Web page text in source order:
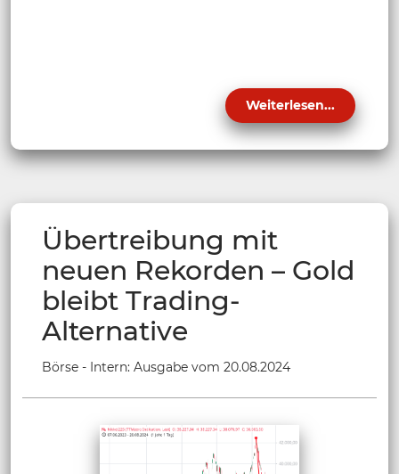
Weiterlesen...
Übertreibung mit
neuen Rekorden – Gold
bleibt Trading-
Alternative
Börse - Intern: Ausgabe vom 20.08.2024